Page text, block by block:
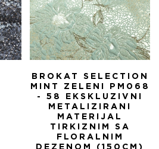
BROKAT SELECTION
MINT ZELENI PM068
- 58 EKSKLUZIVNI
METALIZIRANI
MATERIJAL
TIRKIZNIM SA
FLORALNIM
DEZENOM (150CM)